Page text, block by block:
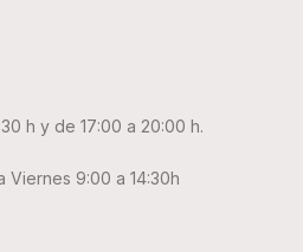
h y de 17:00 a 20:00 h.
Viernes 9:00 a 14:30h